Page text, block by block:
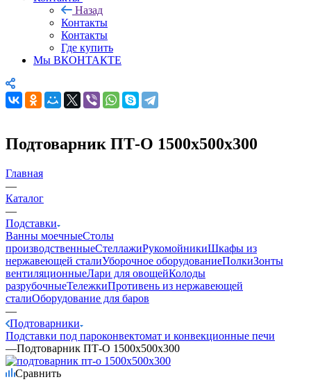
Назад
Контакты
Контакты
Где купить
Мы ВКОНТАКТЕ
Подтоварник ПТ-О 1500х500х300
Главная
—
Каталог
—
Подставки
Ванны моечныеСтолы
производственныеСтеллажиРукомойникиШкафы из
нержавеющей сталиУборочное оборудованиеПолкиЗонты
вентиляционныеЛари для овощейКолоды
разрубочныеТележкиПротивень из нержавеющей
сталиОборудование для баров
—
Подтоварники
Подставки под пароконвектомат и конвекционные печи
—Подтоварник ПТ-О 1500х500х300
Сравнить